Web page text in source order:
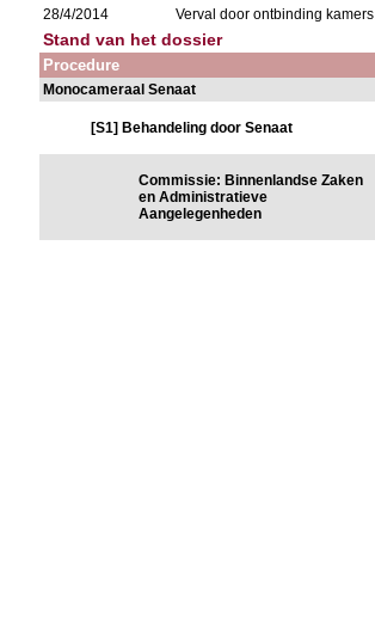
28/4/2014
Verval door ontbinding kamers
Stand van het dossier
Procedure
Monocameraal Senaat
[S1] Behandeling door Senaat
Commissie: Binnenlandse Zaken
en Administratieve
Aangelegenheden